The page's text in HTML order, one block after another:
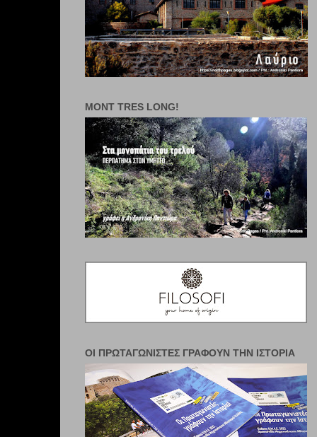
MONT TRES LONG!
ΟΙ ΠΡΩΤΑΓΩΝΙΣΤΈΣ ΓΡΆΦΟΥΝ ΤΗΝ ΙΣΤΟΡΊΑ